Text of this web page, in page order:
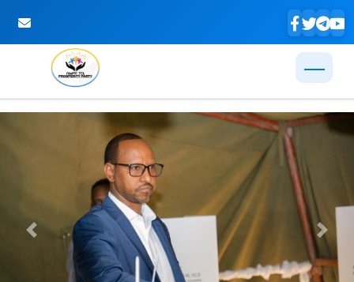
Skip to Main Content
Previous Next